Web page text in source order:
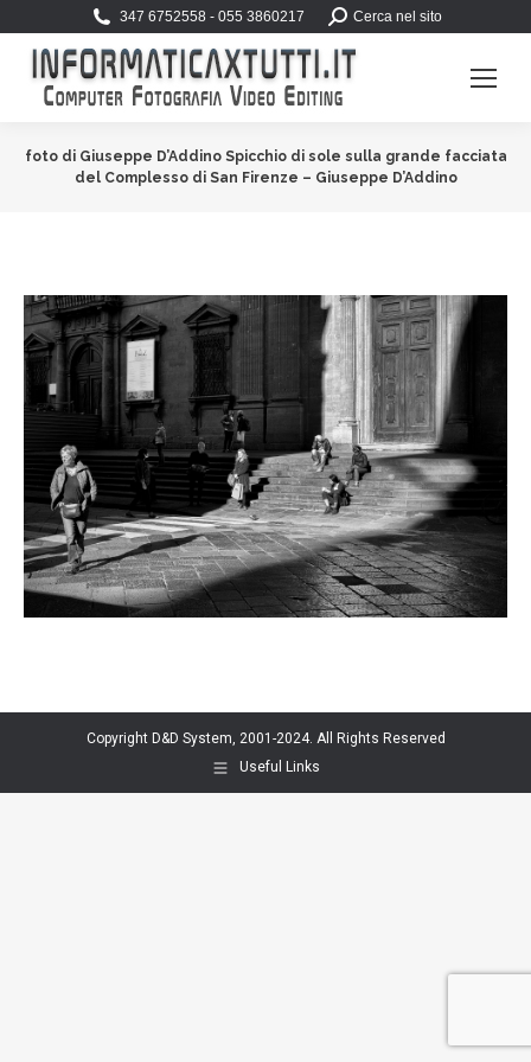
347 6752558 - 055 3860217 Search:Cerca nel sito
foto di Giuseppe D’Addino Spicchio di sole sulla grande facciata
del Complesso di San Firenze – Giuseppe D’Addino
Copyright D&D System, 2001-2024. All Rights Reserved
Useful Links